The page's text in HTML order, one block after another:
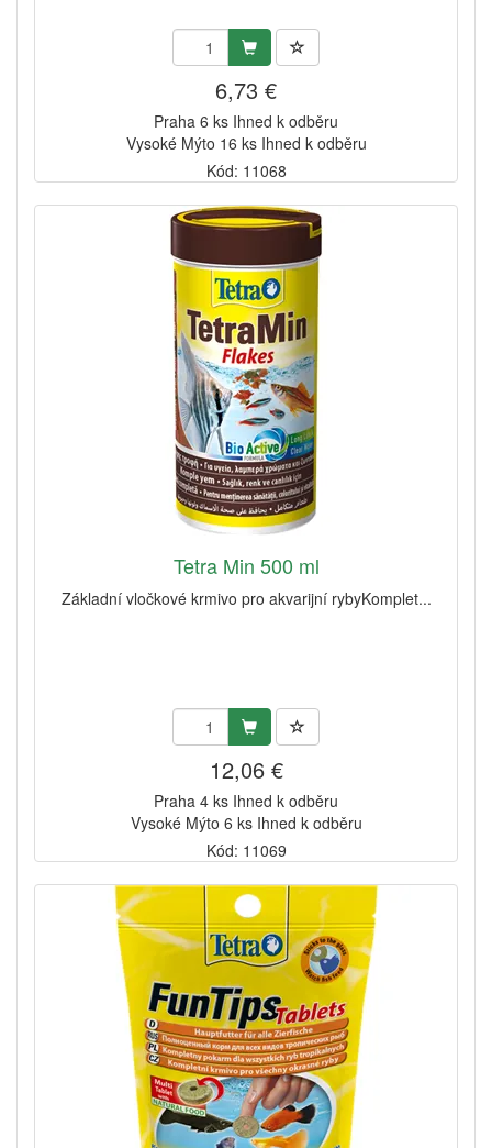
6,73 €
Praha 6 ks Ihned k odběru
Vysoké Mýto 16 ks Ihned k odběru
Kód: 11068
Tetra Min 500 ml
Základní vločkové krmivo pro akvarijní rybyKomplet...
12,06 €
Praha 4 ks Ihned k odběru
Vysoké Mýto 6 ks Ihned k odběru
Kód: 11069